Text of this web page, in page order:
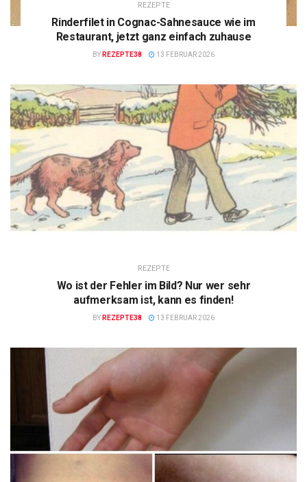
REZEPTE
Rinderfilet in Cognac-Sahnesauce wie im
Restaurant, jetzt ganz einfach zuhause
BY REZEPTE38 13 FEBRUAR 2026
REZEPTE
Wo ist der Fehler im Bild? Nur wer sehr
aufmerksam ist, kann es finden!
BY REZEPTE38 13 FEBRUAR 2026